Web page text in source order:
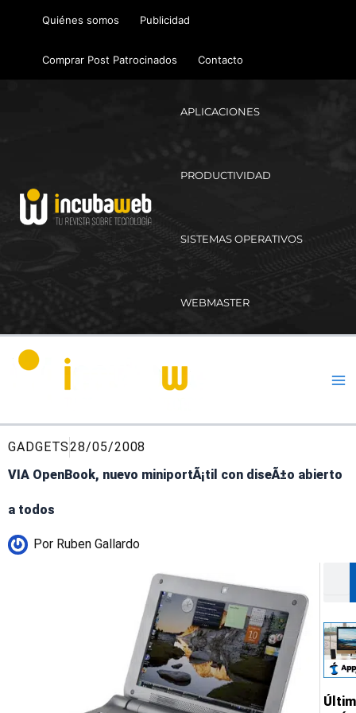
Quiénes somos Publicidad
Comprar Post Patrocinados Contacto
APLICACIONES
PRODUCTIVIDAD
SISTEMAS OPERATIVOS
WEBMASTER
GADGETS28/05/2008
VIA OpenBook, nuevo miniportÃ¡til con diseÃ±o abierto
a todos
Por Ruben Gallardo